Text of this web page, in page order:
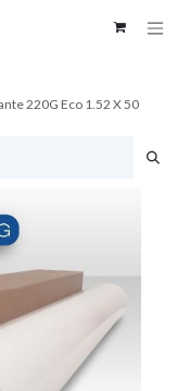
220G Eco 1.52 X 50